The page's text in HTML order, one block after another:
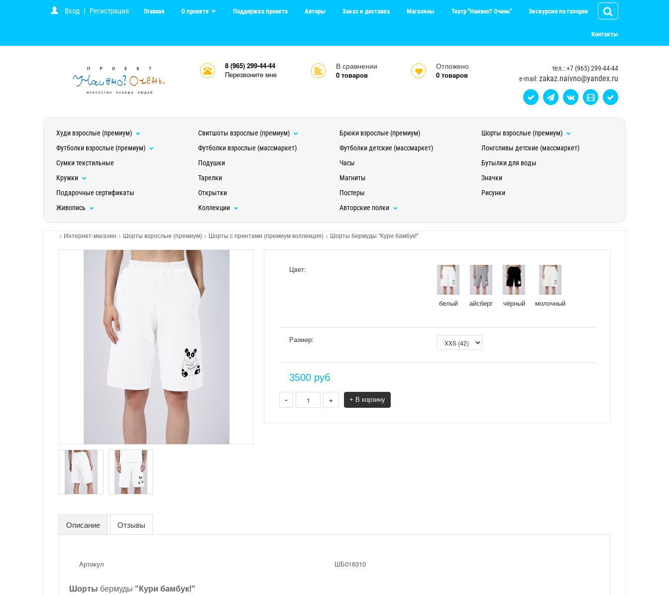
Вход | Регистрация Главная О проекте Поддержка проекта Авторы Заказ и доставка Магазины Театр "Наивно? Очень" Экскурсия по галерее
Контакты
8 (965) 299-44-44
Перезвоните мне
В сравнении
0товаров
Отложено
0 товаров
тел.: +7 (965) 299-44-44
e-mail:zakaz.naivno@yandex.ru
Худи взрослые (премиум) Свитшоты взрослые (премиум) Брюки взрослые (премиум)
Шорты взрослые (премиум)
Футболки взрослые (премиум)
Футболки взрослые (массмаркет) Футболки детские (массмаркет)
Лонгсливы детские (массмаркет)
Сумки текстильные
Подушки Часы
Бутылки для воды
Кружки
Тарелки Магниты
Значки
Подарочные сертификаты
Открытки Постеры
Рисунки
Живопись
Коллекции Авторские полки
> Интернет-магазин > Шорты взрослые (премиум) > Шорты с принтами (премиум коллекция) > Шорты бермуды "Кури бамбук!"
Цвет:
белый айсберг чёрный молочный
Размер:
3500 руб
- + + В корзину
Описание Отзывы
Артикул ШБ016310
Шорты бермуды "Кури бамбук!"